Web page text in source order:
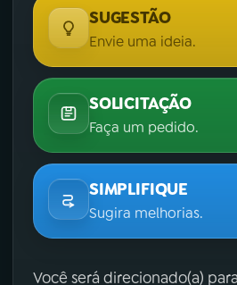
SUGESTÃO
Envie uma ideia.
SOLICITAÇÃO
Faça um pedido.
SIMPLIFIQUE
Sugira melhorias.
Você será direcionado(a)